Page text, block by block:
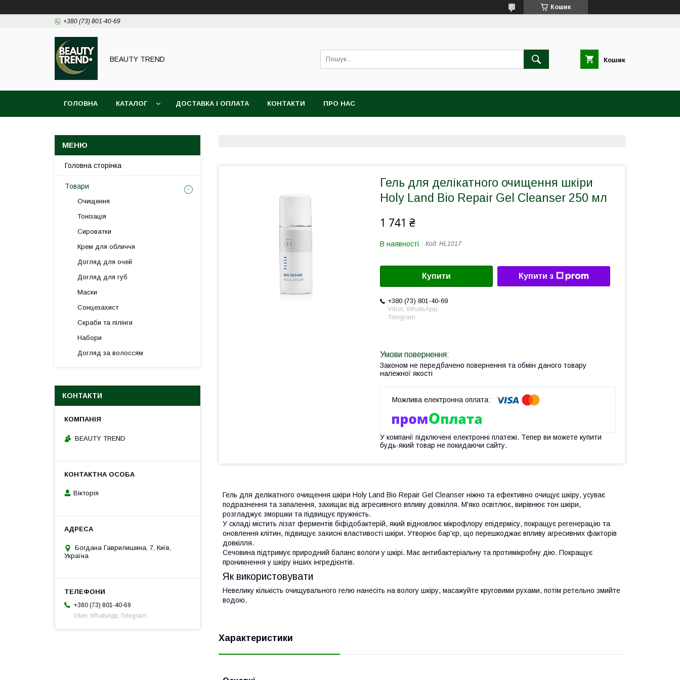
Кошик
+380 (73) 801-40-69
BEAUTY TREND Кошик
ГОЛОВНА КАТАЛОГ ДОСТАВКА І ОПЛАТА КОНТАКТИ ПРО НАС
Гель для делікатного очищення шкіри
Holy Land Bio Repair Gel Cleanser 250 мл
1 741 ₴
В наявності Код: HL1017
Купити Купити з
+380 (73) 801-40-69
Viber, WhatsApp,
Telegram
Законом не передбачено повернення та обмін даного товару
належної якості
У компанії підключені електронні платежі. Тепер ви можете купити
будь-який товар не покидаючи сайту.
Гель для делікатного очищення шкіри Holy Land Bio Repair Gel Cleanser ніжно та ефективно очищує шкіру, усуває
подразнення та запалення, захищає від агресивного впливу довкілля. М'яко освітлює, вирівнює тон шкіри,
розгладжує зморшки та підвищує пружність.
У складі містить лізат ферментів біфідобактерій, який відновлює мікрофлору епідермісу, покращує регенерацію та
оновлення клітин, підвищує захисні властивості шкіри. Утворює бар'єр, що перешкоджає впливу агресивних факторів
довкілля.
Сечовина підтримує природний баланс вологи у шкірі. Має антибактеріальну та протимікробну дію. Покращує
проникнення у шкіру інших інгредієнтів.
Як використовувати
Невелику кількість очищувального гелю нанесіть на вологу шкіру, масажуйте круговими рухами, потім ретельно змийте
водою.
Характеристики
Головна сторінка
Товари
Очищення
Тонізація
Сироватки
Крем для обличчя
Догляд для очей
Догляд для губ
Маски
Сонцезахист
Скраби та пілінги
Набори
Догляд за волоссям
КОНТАКТИ
BEAUTY TREND
Вікторія
Богдана Гаврилишина, 7, Київ,
Україна
+380 (73) 801-40-69
Viber, WhatsApp, Telegram